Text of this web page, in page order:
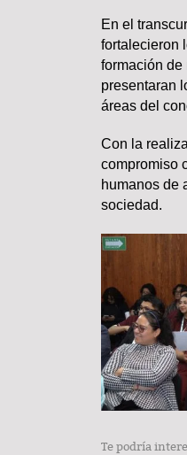
En el
fortalecieron
formación
presentaran
áreas del
Con la
compromiso
humanos de
sociedad.
Te podría